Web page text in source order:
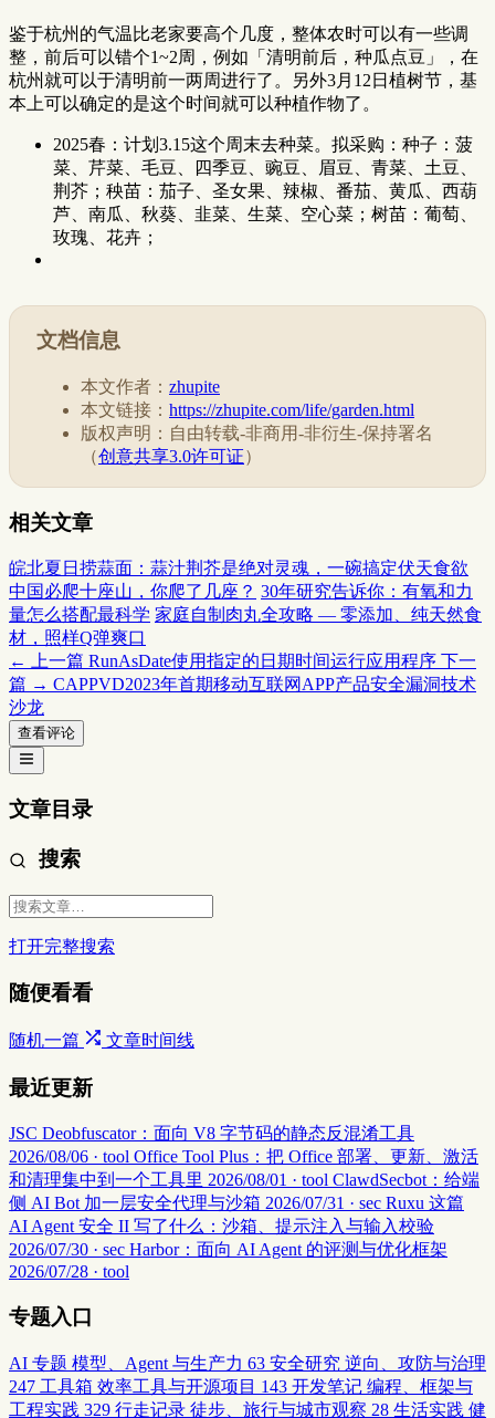
鉴于杭州的气温比老家要高个几度，整体农时可以有一些调
整，前后可以错个1~2周，例如「清明前后，种瓜点豆」，在
杭州就可以于清明前一两周进行了。另外3月12日植树节，基
本上可以确定的是这个时间就可以种植作物了。
2025春：计划3.15这个周末去种菜。拟采购：种子：菠
菜、芹菜、毛豆、四季豆、豌豆、眉豆、青菜、土豆、
荆芥；秧苗：茄子、圣女果、辣椒、番茄、黄瓜、西葫
芦、南瓜、秋葵、韭菜、生菜、空心菜；树苗：葡萄、
玫瑰、花卉；
文档信息
本文作者： zhupite
本文链接： https://zhupite.com/life/garden.html
版权声明：自由转载-非商用-非衍生-保持署名
（创意共享3.0许可证）
相关文章
皖北夏日捞蒜面：蒜汁荆芥是绝对灵魂，一碗搞定伏天食欲
中国必爬十座山，你爬了几座？ 30年研究告诉你：有氧和力
量怎么搭配最科学 家庭自制肉丸全攻略 — 零添加、纯天然食
材，照样Q弹爽口
← 上一篇 RunAsDate使用指定的日期时间运行应用程序 下一
篇 → CAPPVD2023年首期移动互联网APP产品安全漏洞技术
沙龙
查看评论
文章目录
搜索
打开完整搜索
随便看看
随机一篇 文章时间线
最近更新
JSC Deobfuscator：面向 V8 字节码的静态反混淆工具
2026/08/06 · tool Office Tool Plus：把 Office 部署、更新、激活
和清理集中到一个工具里 2026/08/01 · tool ClawdSecbot：给端
侧 AI Bot 加一层安全代理与沙箱 2026/07/31 · sec Ruxu 这篇
AI Agent 安全 II 写了什么：沙箱、提示注入与输入校验
2026/07/30 · sec Harbor：面向 AI Agent 的评测与优化框架
2026/07/28 · tool
专题入口
AI 专题 模型、Agent 与生产力 63 安全研究 逆向、攻防与治理
247 工具箱 效率工具与开源项目 143 开发笔记 编程、框架与
工程实践 329 行走记录 徒步、旅行与城市观察 28 生活实践 健